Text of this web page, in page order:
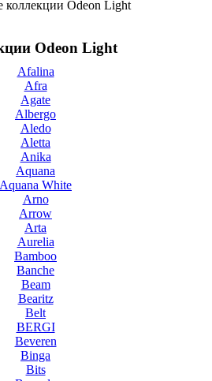
коллекции Odeon Light
Odeon Light
Afalina
Afra
Agate
Albergo
Aledo
Aletta
Anika
Aquana
Aquana White
Arno
Arrow
Arta
Aurelia
Bamboo
Banche
Beam
Bearitz
Belt
BERGI
Beveren
Binga
Bits